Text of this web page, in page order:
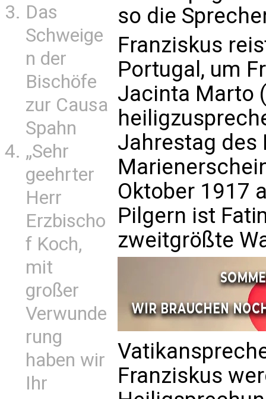
Das
Schweige
n der
Bischöfe
zur Causa
Spahn
„Sehr
geehrter
Herr
Erzbischo
f Koch,
mit
großer
Verwunde
rung
haben wir
Ihr
so die
Franziskus
Portugal, um
Jacinta Marto
Jahrestag des
Oktober 1917
Pilgern ist
zweitgrößte
Franziskus